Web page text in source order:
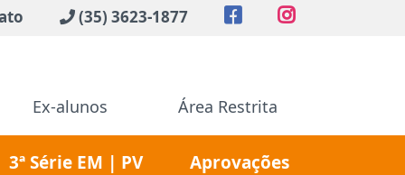
(35) 3623-1877
Ex-alunos Área Restrita
3ª Série EM | PV Aprovações